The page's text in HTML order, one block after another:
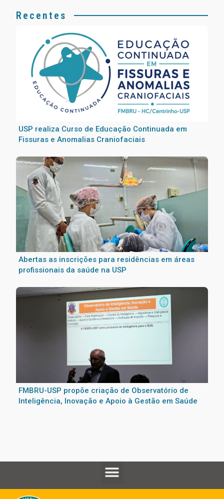
Recentes
USP realiza Curso de Educação Continuada em
Fissuras e Anomalias Craniofaciais
Abertas as inscrições para residências em áreas
profissionais da saúde na USP
FMBRU-USP propõe criação de Observatório de
Inteligência, Inovação e Apoio à Gestão em Saúde